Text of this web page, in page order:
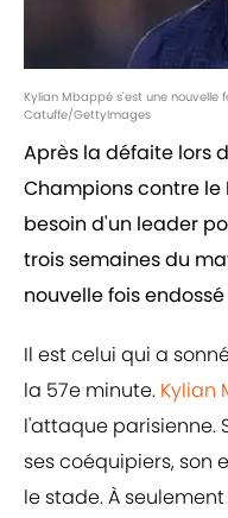
Kylian Mbappé s'est une nouvelle
Catuffe/GettyImages
Après la défaite lors
Champions contre le
besoin d'un leader
trois semaines du
nouvelle fois
Il est celui qui a
la 57e minute. Kylian
l'attaque parisienne.
ses coéquipiers,
le stade. À